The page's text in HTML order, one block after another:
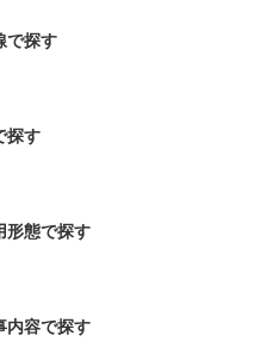
で探す
探す
形態で探す
内容で探す